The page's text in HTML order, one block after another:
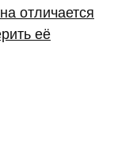
отличается
её